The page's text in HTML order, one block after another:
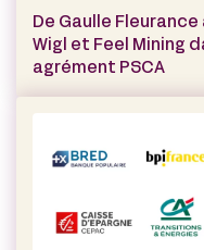
De Gaulle
Wigl et Feel Mining
agrément PSCA